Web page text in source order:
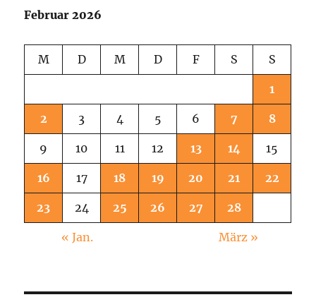
Februar 2026
M D M D F S S
1
2 3 4 5 6 7 8
9 10 11 12 13 14 15
16 17 18 19 20 21 22
23 24 25 26 27 28
« Jan. März »